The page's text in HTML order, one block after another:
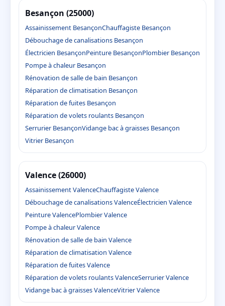
Besançon (25000)
Assainissement BesançonChauffagiste Besançon
Débouchage de canalisations Besançon
Électricien BesançonPeinture BesançonPlombier Besançon
Pompe à chaleur Besançon
Rénovation de salle de bain Besançon
Réparation de climatisation Besançon
Réparation de fuites Besançon
Réparation de volets roulants Besançon
Serrurier BesançonVidange bac à graisses Besançon
Vitrier Besançon
Valence (26000)
Assainissement ValenceChauffagiste Valence
Débouchage de canalisations ValenceÉlectricien Valence
Peinture ValencePlombier Valence
Pompe à chaleur Valence
Rénovation de salle de bain Valence
Réparation de climatisation Valence
Réparation de fuites Valence
Réparation de volets roulants ValenceSerrurier Valence
Vidange bac à graisses ValenceVitrier Valence